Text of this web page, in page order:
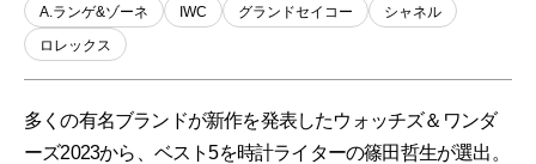
A.ランゲ&ゾーネ IWC グランドセイコー
シャネル
ロレックス
多くの有名ブランドが新作を発表したウォッチズ＆ワンダ
ーズ2023から、ベスト5を時計ライターの篠田哲生が選出。